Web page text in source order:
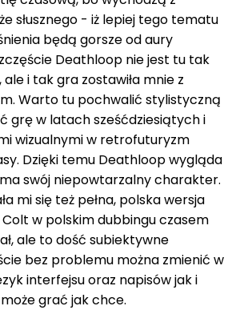
słusznego - iż lepiej tego tematu
będą gorsze od aury
Deathloop nie jest tu tak
i tak gra zostawiła mnie z
Warto tu pochwalić stylistyczną
grę w latach sześćdziesiątych i
wizualnymi w retrofuturyzm
Dzięki temu Deathloop wygląda
swój niepowtarzalny charakter.
mi się też pełna, polska wersja
w polskim dubbingu czasem
ale to dość subiektywne
bez problemu można zmienić w
interfejsu oraz napisów jak i
grać jak chce.